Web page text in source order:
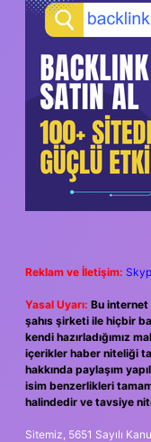
Reklam ve İletişim:
Yasal Uyarı: Bu
şahıs şirketi ile hiçbir
kendi hazırladığımız
içerikler haber niteliği
hakkında paylaşım
isim benzerlikleri
halindedir ve tavsiye
Sitemiz, 5651 Sayılı